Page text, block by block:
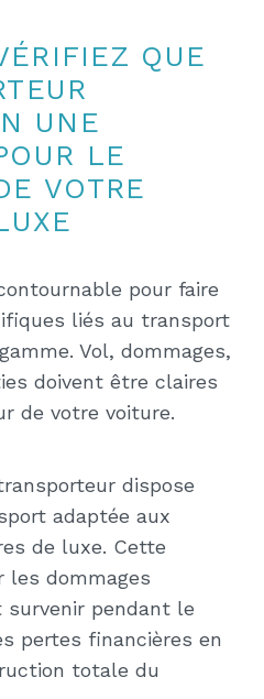
QUE
UNE
LE
VOTRE
pour faire
liés au transport
Vol, dommages,
doivent être claires
de votre voiture.
dispose
adaptée aux
de luxe. Cette
les dommages
pendant le
pertes financières en
totale du